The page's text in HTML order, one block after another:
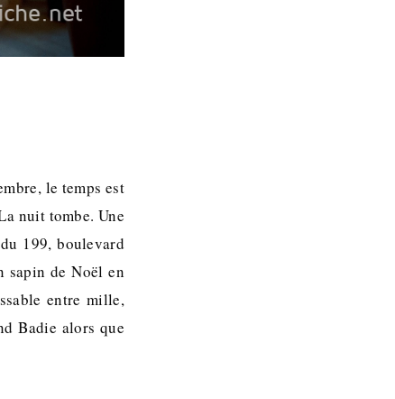
le temps est
nuit tombe. Une
199, boulevard
sapin de Noël en
entre mille,
Badie alors que